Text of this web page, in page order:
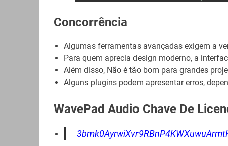
Concorrência
Algumas ferramentas avançadas exigem a
Para quem aprecia design moderno, a
Além disso, Não é tão bom para grandes
Alguns plugins podem apresentar erros,
WavePad Audio Chave De